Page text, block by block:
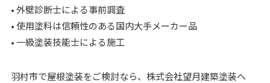
• 外壁診断士による事前調査
• 使用塗料は信頼性のある国内大手メーカー品
• 一級塗装技能士による施工
羽村市で屋根塗装をご検討なら、株式会社望月建築塗装へ